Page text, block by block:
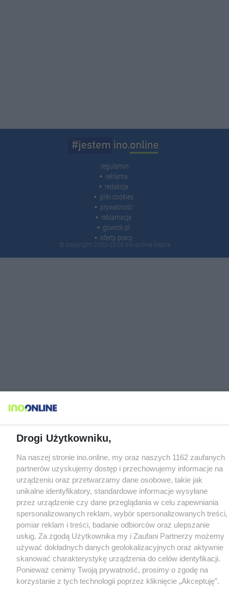
regulamin
reklama
redakcja
pliki cookies
prywatność
reklamacje
gowork.pl
oferty pracy
© copyright 2000-2026 Ino-online Media
Drogi Użytkowniku,
Na naszej stronie ino.online, my oraz naszych 1162 zaufanych
partnerów uzyskujemy dostęp i przechowujemy informacje na
urządzeniu oraz przetwarzamy dane osobowe, takie jak
unikalne identyfikatory, standardowe informacje wysyłane
przez urządzenie czy dane przeglądania w celu zapewniania
spersonalizowanych reklam, wybór spersonalizowanych treści,
pomiar reklam i treści, badanie odbiorców oraz ulepszanie
usług. Za zgodą Użytkownika my i Zaufani Partnerzy możemy
używać dokładnych danych geolokalizacyjnych oraz aktywnie
skanować charakterystykę urządzenia do celów identyfikacji.
Ponieważ cenimy Twoją prywatność, prosimy o zgodę na
korzystanie z tych technologii poprzez kliknięcie „Akceptuję”.